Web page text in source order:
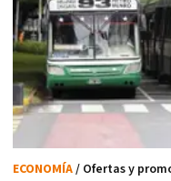
ECONOMÍA/ Ofertas y